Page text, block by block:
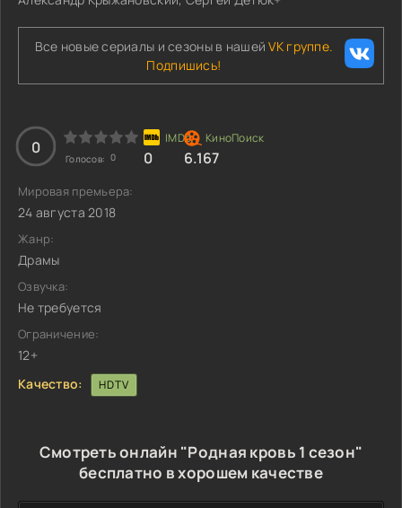
Все новые сериалы и сезоны в нашейVK группе.
Подпишись!
0
Голосов: 0 0 6.167
Мировая премьера:
24 августа 2018
Жанр:
Драмы
Озвучка:
Не требуется
Ограничение:
12+
Качество:
HDTV
Смотреть онлайн "Родная кровь 1 сезон"
бесплатно в хорошем качестве